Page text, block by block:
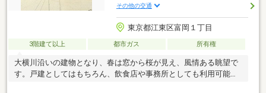
その他の交通
東京都江東区富岡１丁目
3階建て以上 都市ガス 所有権
大横川沿いの建物となり、春は窓から桜が見え、風情ある眺望で
す。戸建としてはもちろん、飲食店や事務所としても利用可能で